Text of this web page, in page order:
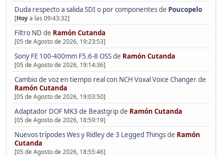
Duda respecto a salida SDI o por componentesde Poucopelo
[Hoya las 09:43:32]
Filtro ND de Ramón Cutanda
[05 de Agosto de 2026, 19:23:53]
Sony FE 100-400mm F5.6-8 OSSde Ramón Cutanda
[05 de Agosto de 2026, 19:14:36]
Cambio de voz en tiempo real con NCH Voxal Voice Changerde
Ramón Cutanda
[05 de Agosto de 2026, 19:03:50]
Adaptador DOF MK3 de Beastgripde Ramón Cutanda
[05 de Agosto de 2026, 18:59:19]
Nuevos trípodes Wes y Ridley de 3 Legged Thingsde Ramón
Cutanda
[05 de Agosto de 2026, 18:55:46]